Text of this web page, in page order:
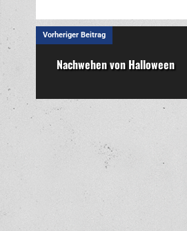
Vorheriger Beitrag
Nachwehen von Halloween